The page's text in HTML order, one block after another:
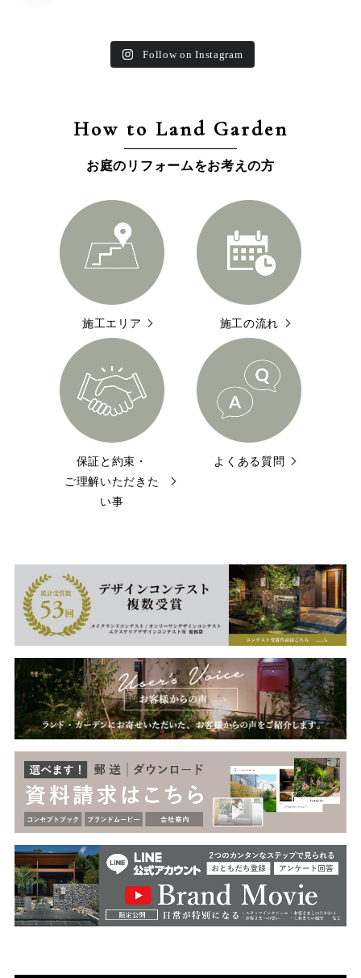
Follow on Instagram
How to Land Garden
お庭のリフォームをお考えの方
施工エリア 施工の流れ
保証と約束・
ご理解いただきた
い事
よくある質問